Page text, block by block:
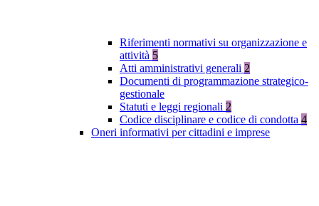
Riferimenti normativi su organizzazione e
attività 5
Atti amministrativi generali 2
Documenti di programmazione strategico-
gestionale
Statuti e leggi regionali 2
Codice disciplinare e codice di condotta 4
Oneri informativi per cittadini e imprese